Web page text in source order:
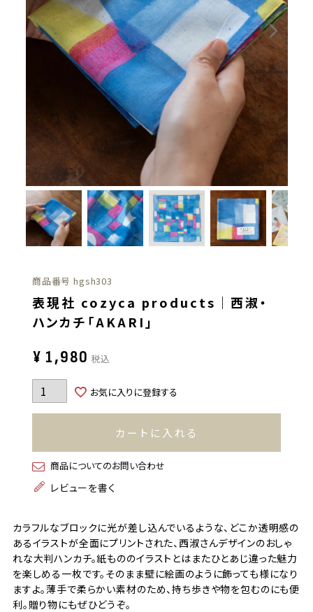
商品番号 hgsh303
表現社 cozyca products｜西淑・
ハンカチ「AKARI」
¥ 1,980 税込
お気に入りに登録する
カートに入れる
商品についてのお問い合わせ
レビューを書く
カラフルなブロックに光が差し込んでいるような、どこか透明感の
あるイラストが全面にプリントされた、西淑さんデザインのおしゃ
れな大判ハンカチ。紙もののイラストとはまたひとあじ違った魅力
を楽しめる一枚です。そのまま壁に絵画のように飾っても様になり
ますよ。薄手で柔らかい素材のため、持ち歩きや物を包むのにも便
利。贈り物にもぜひどうぞ。